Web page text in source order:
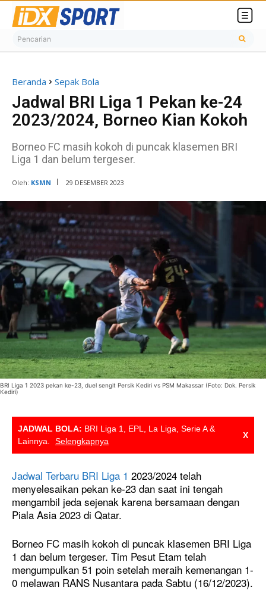
Pencarian
Beranda Sepak Bola
Jadwal BRI Liga 1 Pekan ke-24
2023/2024, Borneo Kian Kokoh
Borneo FC masih kokoh di puncak klasemen BRI
Liga 1 dan belum tergeser.
Oleh: KSMN 29 DESEMBER 2023
BRI Liga 1 2023 pekan ke-23, duel sengit Persik Kediri vs PSM Makassar (Foto: Dok. Persik
Kediri)
JADWAL BOLA: BRI Liga 1, EPL, La Liga, Serie A &
Lainnya.
Selengkapnya
X
Jadwal Terbaru BRI Liga 1 2023/2024 telah
menyelesaikan pekan ke-23 dan saat ini tengah
mengambil jeda sejenak karena bersamaan dengan
Piala Asia 2023 di Qatar.
Borneo FC masih kokoh di puncak klasemen BRI Liga
1 dan belum tergeser. Tim Pesut Etam telah
mengumpulkan 51 poin setelah meraih kemenangan 1-
0 melawan RANS Nusantara pada Sabtu (16/12/2023).